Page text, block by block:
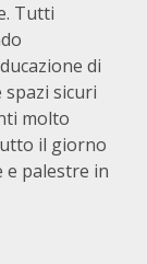
Tutti
di
sicuri
molto
il giorno
e palestre in